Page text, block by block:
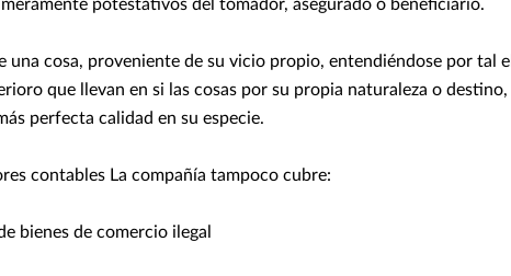
potestativos del tomador, asegurado o beneficiario.
una cosa, proveniente de su vicio propio, entendiéndose por tal el
que llevan en si las cosas por su propia naturaleza o destino,
perfecta calidad en su especie.
contables La compañía tampoco cubre:
bienes de comercio ilegal